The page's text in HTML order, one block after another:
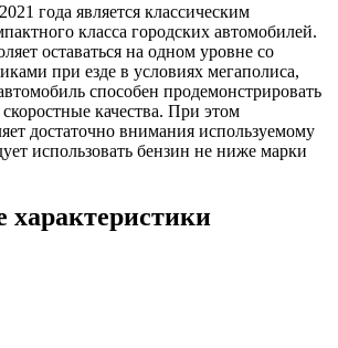
года является классическим
класса городских автомобилей.
оставаться на одном уровне со
при езде в условиях мегаполиса,
способен продемонстрировать
качества. При этом
достаточно внимания используемому
использовать бензин не ниже марки
характеристики